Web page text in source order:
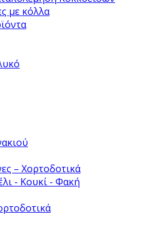
με κόλλα
– Χορτοδοτικά
- Κουκί - Φακή